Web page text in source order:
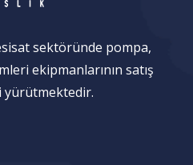
sektöründe pompa,
ekipmanlarının satış
yürütmektedir.